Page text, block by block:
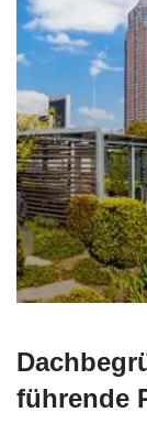
führende